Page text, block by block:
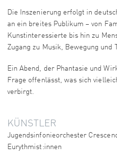
Die Inszenierung erfolgt in
an ein breites Publikum – von
Kunstinteressierte bis hin zu
Zugang zu Musik, Bewegung und
Ein Abend, der Phantasie und
Frage offenlässt, was sich
verbirgt.
KÜNSTLER
Jugendsinfonieorchester
Eurythmist:innen